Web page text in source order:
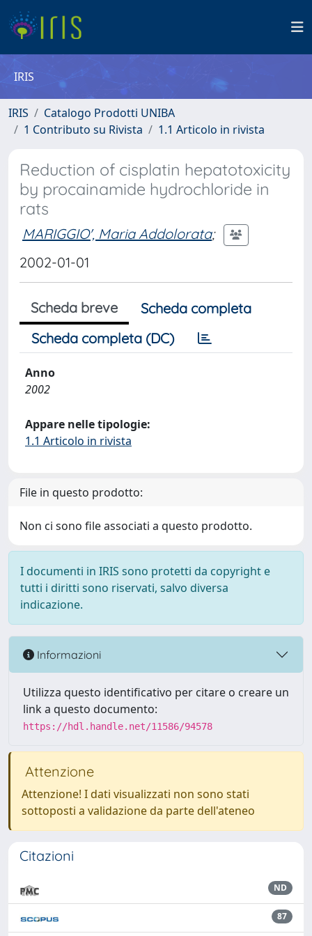
IRIS
IRIS
Catalogo Prodotti UNIBA
1 Contributo su Rivista
1.1 Articolo in rivista
Reduction of cisplatin hepatotoxicity
by procainamide hydrochloride in
rats
MARIGGIO', Maria Addolorata;
2002-01-01
Scheda breve
Scheda completa
Scheda completa (DC)
Anno
2002
Appare nelle tipologie:
1.1 Articolo in rivista
File in questo prodotto:
Non ci sono file associati a questo prodotto.
I documenti in IRIS sono protetti da copyright e
tutti i diritti sono riservati, salvo diversa
indicazione.
Informazioni
Utilizza questo identificativo per citare o creare un
link a questo documento:
https://hdl.handle.net/11586/94578
Attenzione
Attenzione! I dati visualizzati non sono stati
sottoposti a validazione da parte dell'ateneo
Citazioni
ND
87